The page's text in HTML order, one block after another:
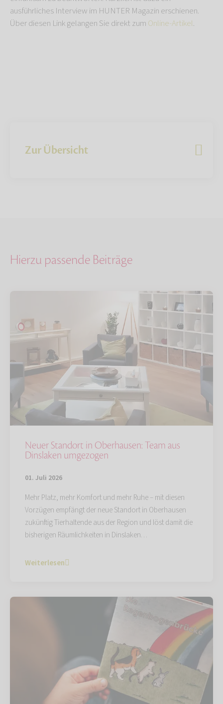
ausführliches Interview im HUNTER Magazin erschienen.
Über diesen Link gelangen Sie direkt zum Online-Artikel.
Zur Übersicht
Hierzu passende Beiträge
Neuer Standort in Oberhausen: Team aus
Dinslaken umgezogen
01. Juli 2026
Mehr Platz, mehr Komfort und mehr Ruhe – mit diesen
Vorzügen empfängt der neue Standort in Oberhausen
zukünftig Tierhaltende aus der Region und löst damit die
bisherigen Räumlichkeiten in Dinslaken…
Weiterlesen